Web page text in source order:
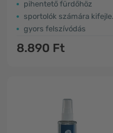
pihentető fürdőhöz
sportolók számára kifejlesztett
gyors felszívódás
8.890 Ft